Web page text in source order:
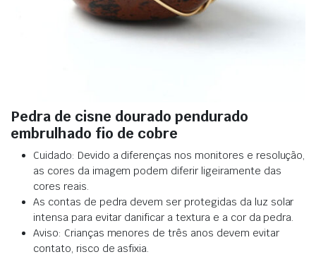
Pedra de cisne dourado pendurado
embrulhado fio de cobre
Cuidado: Devido a diferenças nos monitores e resolução,
as cores da imagem podem diferir ligeiramente das
cores reais.
As contas de pedra devem ser protegidas da luz solar
intensa para evitar danificar a textura e a cor da pedra.
Aviso: Crianças menores de três anos devem evitar
contato, risco de asfixia.